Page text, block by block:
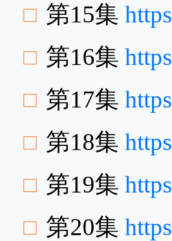
第15集
第16集
第17集
第18集
第19集
第20集